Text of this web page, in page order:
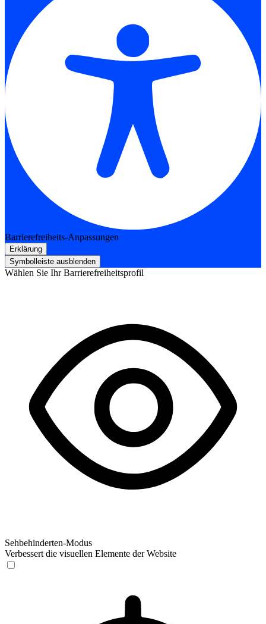
Barrierefreiheits-Anpassungen
Erklärung
Symbolleiste ausblenden
Wählen Sie Ihr Barrierefreiheitsprofil
Sehbehinderten-Modus
Verbessert die visuellen Elemente der Website